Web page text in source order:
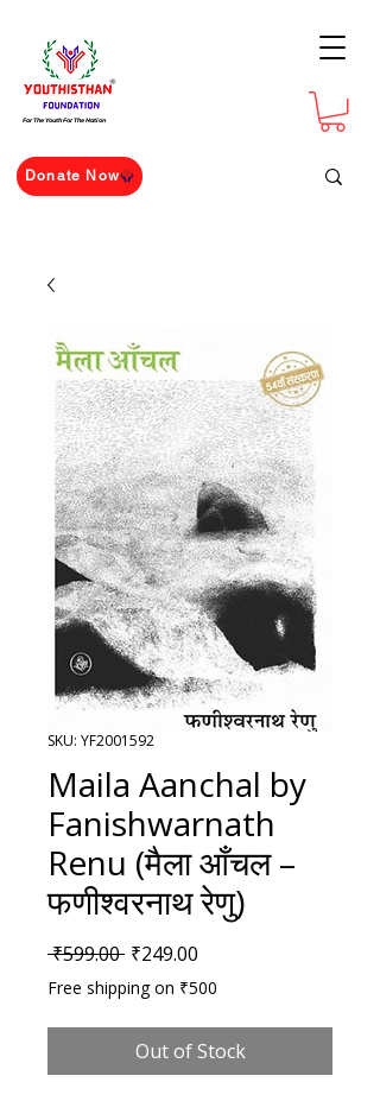
For The Youth For The Nation
Donate Now
SKU: YF2001592
Maila Aanchal by
Fanishwarnath
Renu (मैला आँचल –
फणीश्वरनाथ रेणु)
₹599.00 Regular Price
₹249.00
Free shipping on ₹500
Out of Stock